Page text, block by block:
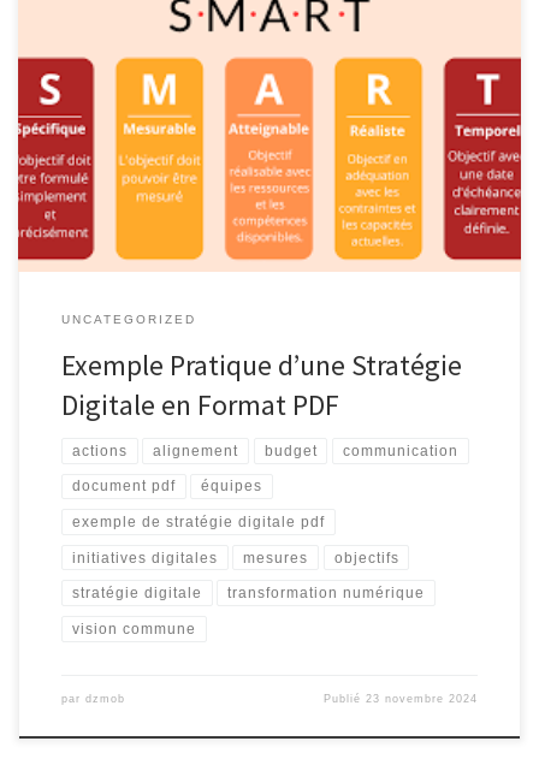
Exemple de Stratégie Digitale PDF Exemple de Stratégie Digitale
PDF La stratégie digitale est devenue un élément essentiel pour
toute entreprise cherchant à prospérer dans l’économie
numérique actuelle. Avec la montée en puissance d’Internet et
des technologies numériques, il est impératif pour les entreprises
de développer une stratégie digitale solide […]
UNCATEGORIZED
Exemple Pratique d’une Stratégie
Digitale en Format PDF
actions alignement budget communication
document pdf équipes
exemple de stratégie digitale pdf
initiatives digitales mesures objectifs
stratégie digitale transformation numérique
vision commune
par dzmob Publié23 novembre 2024